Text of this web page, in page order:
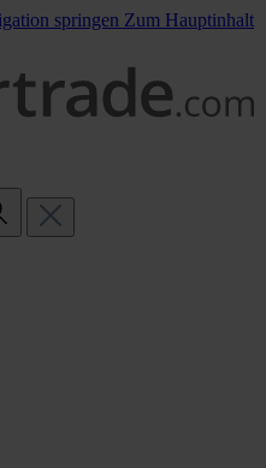
springen Zum Hauptinhalt